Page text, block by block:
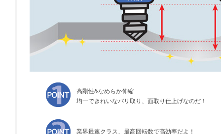
高剛性&なめらか伸縮
均一できれいなバリ取り、面取り仕上げなのだ！
業界最速クラス、最高回転数で高効率だよ！